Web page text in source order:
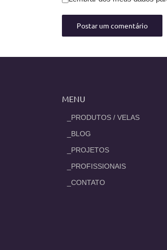
MENU
_PRODUTOS / VELAS
_BLOG
_PROJETOS
_PROFISSIONAIS
_CONTATO